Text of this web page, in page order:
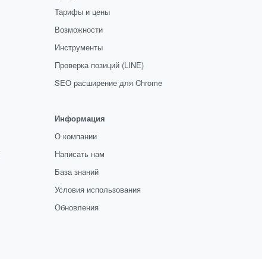
Тарифы и цены
Возможности
Инструменты
Проверка позиций (LINE)
SEO расширение для Chrome
Информация
О компании
Написать нам
База знаний
Условия использования
Обновления